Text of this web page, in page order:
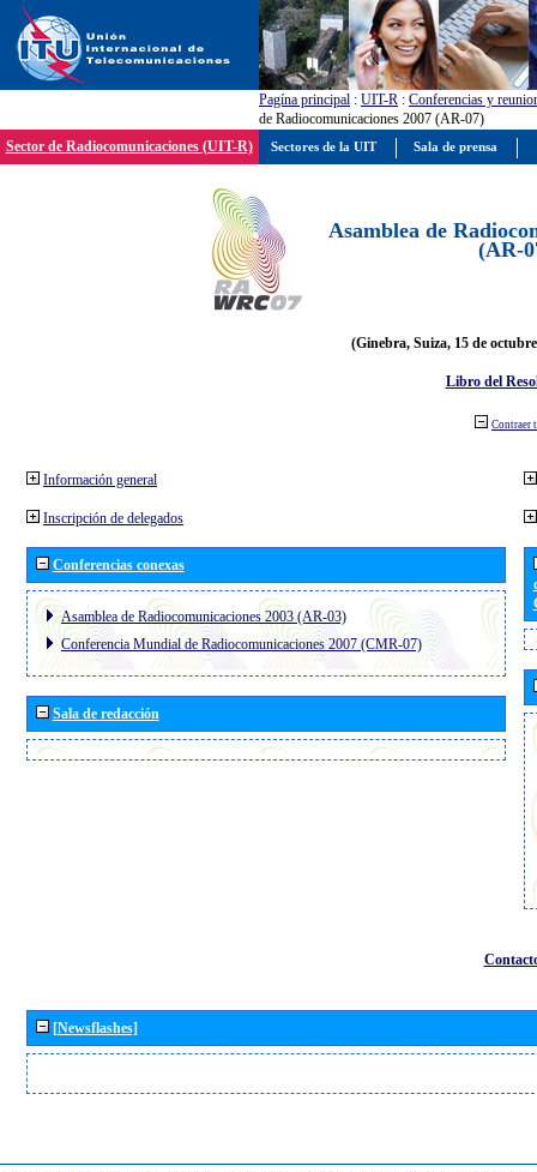
Pagína principal : UIT-R : Conferencias y
de Radiocomunicaciones 2007 (AR-07)
Sector de Radiocomunicaciones (UIT-R)
Asamblea de
(AR-
(Ginebra, Suiza, 15 de
Libro del
Contraer
Información general
Inscripción de delegados
Conferencias conexas
Asamblea de Radiocomunicaciones 2003 (AR-03)
Conferencia Mundial de Radiocomunicaciones 2007 (CMR-07)
Sala de redacción
[Newsflashes]
Sectores de la UIT Sala de prensa